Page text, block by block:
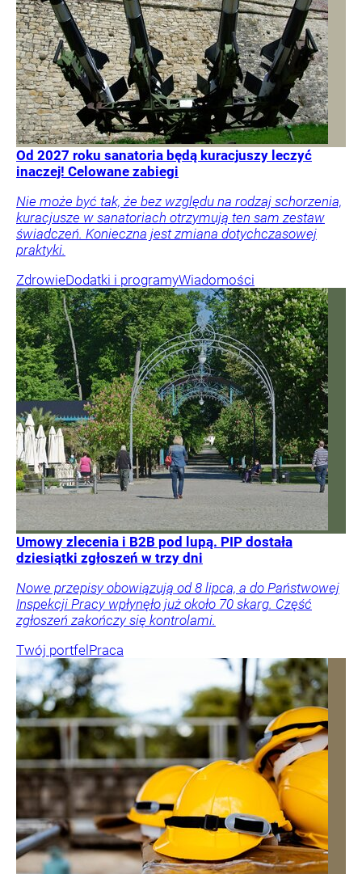
Od 2027 roku sanatoria będą kuracjuszy leczyć
inaczej! Celowane zabiegi
Nie może być tak, że bez względu na rodzaj schorzenia,
kuracjusze w sanatoriach otrzymują ten sam zestaw
świadczeń. Konieczna jest zmiana dotychczasowej
praktyki.
ZdrowieDodatki i programyWiadomości
Umowy zlecenia i B2B pod lupą. PIP dostała
dziesiątki zgłoszeń w trzy dni
Nowe przepisy obowiązują od 8 lipca, a do Państwowej
Inspekcji Pracy wpłynęło już około 70 skarg. Część
zgłoszeń zakończy się kontrolami.
Twój portfel Praca